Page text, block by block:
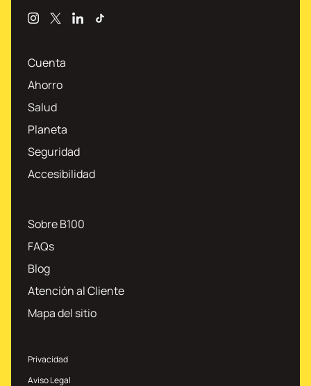
InstagramLinkedin
Cuenta
Ahorro
Salud
Planeta
Seguridad
Accesibilidad
Sobre B100
FAQs
Blog
Atención al Cliente
Mapa del sitio
Privacidad
Aviso Legal